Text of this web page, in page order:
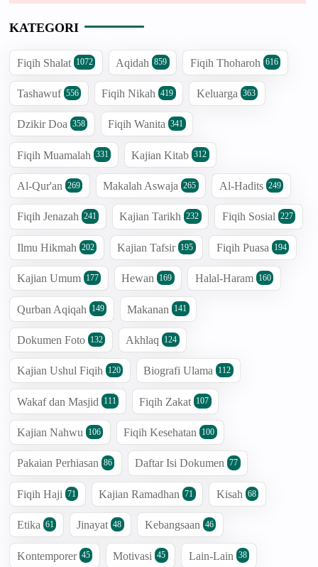
KATEGORI
Fiqih Shalat 1072 Aqidah 859 Fiqih Thoharoh 616
Tashawuf 556 Fiqih Nikah 419 Keluarga 363
Dzikir Doa 358 Fiqih Wanita 341
Fiqih Muamalah 331 Kajian Kitab 312
Al-Qur'an 269 Makalah Aswaja 265 Al-Hadits 249
Fiqih Jenazah 241 Kajian Tarikh 232 Fiqih Sosial 227
Ilmu Hikmah 202 Kajian Tafsir 195 Fiqih Puasa 194
Kajian Umum 177 Hewan 169 Halal-Haram 160
Qurban Aqiqah 149 Makanan 141
Dokumen Foto 132 Akhlaq 124
Kajian Ushul Fiqih 120 Biografi Ulama 112
Wakaf dan Masjid 111 Fiqih Zakat 107
Kajian Nahwu 106 Fiqih Kesehatan 100
Pakaian Perhiasan 86 Daftar Isi Dokumen 77
Fiqih Haji 71 Kajian Ramadhan 71 Kisah 68
Etika 61 Jinayat 48 Kebangsaan 46
Kontemporer 45 Motivasi 45 Lain-Lain 38